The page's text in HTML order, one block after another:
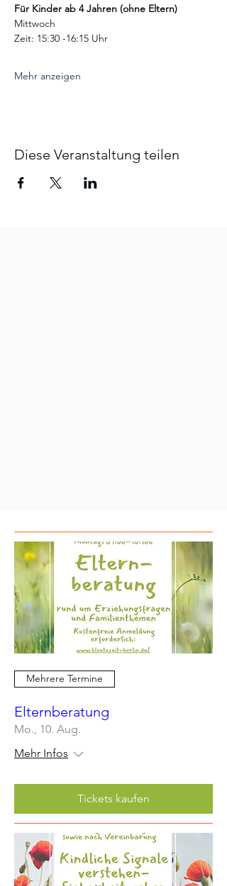
Für Kinder ab 4 Jahren (ohne Eltern)
Mittwoch
Zeit: 15:30 -16:15 Uhr
Mehr anzeigen
Diese Veranstaltung teilen
Mehrere Termine
Elternberatung
Mo., 10. Aug.
Mehr Infos
Tickets kaufen